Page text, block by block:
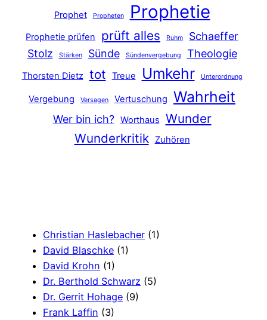
Prophet Propheten Prophetie
Prophetie prüfen prüft alles Ruhm
Schaeffer
Stolz
Stärken Sünde Sündenvergebung Theologie
Thorsten Dietz tot Treue Umkehr Unterordnung
Vergebung Versagen Vertuschung Wahrheit
Wer bin ich? Worthaus
Wunder
Wunderkritik
Zuhören
Christian Haslebacher (1)
David Blaschke (1)
David Krohn (1)
Dr. Berthold Schwarz (5)
Dr. Gerrit Hohage (9)
Frank Laffin (3)